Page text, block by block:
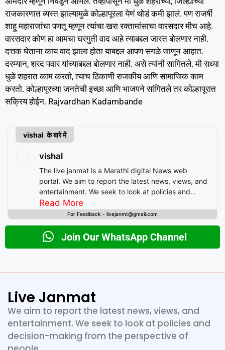
राजकारणात व्यस्त झाल्यामुळे कोल्हापूरला येणं थोडं कमी झालं. पण राजर्षी
शाहू महाराजांचा पणतू म्हणून त्यांचा खरा रक्तामांसाचा वारसदार मीच आहे.
वारसदार कोण हा आमचा घरगुती वाद आहे त्याबद्दल जास्त बोलणार नाही.
दत्तक घेताना काय वाद झाला होता याबद्दल आपण सगळे जाणून आहात.
दरम्यान, शरद पवार यांच्याबद्दल बोलणार नाही. असे त्यांनी सागितले. मी सध्या
धुळे शहरात काम करतो, त्याच ठिकाणी राजकीय आणि सामाजिक काम
करतो. कोल्हापूरच्या जनतेची इच्छा आणि भाजपने सांगितले तर कोल्हापूरात
सक्रिय होईन. Rajvardhan Kadambande
vishal के बारे में
vishal
The live janmat is a Marathi digital News web
portal. We aim to report the latest news, views, and
entertainment. We seek to look at policies and
decision-making from the perspective of people.
Read More
For Feedback - livejanmt@gmail.com
Join Our WhatsApp Channel
Live Janmat
We aim to report the latest news, views, and
entertainment. We seek to look at policies and
decision-making from the perspective of